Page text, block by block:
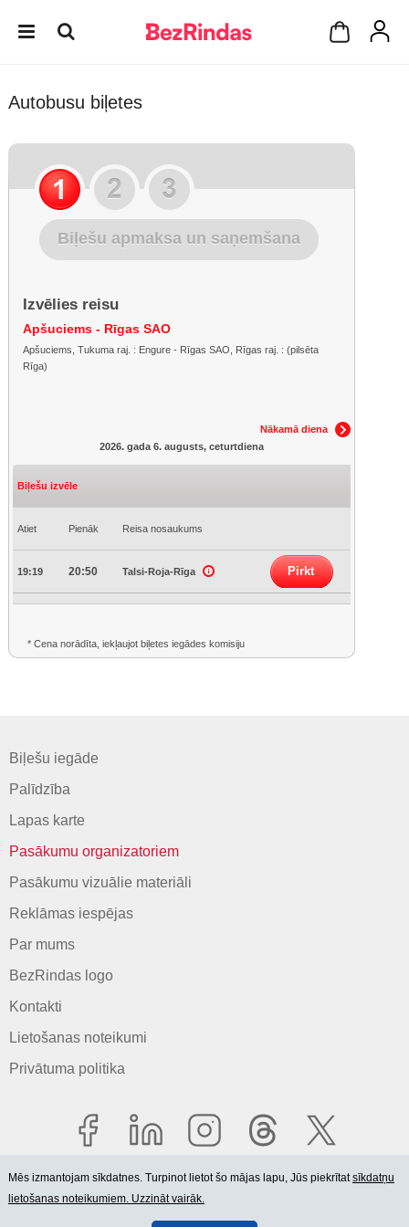
Autobusu biļetes
Biļešu apmaksa un saņemšana
Izvēlies reisu
Apšuciems - Rīgas SAO
Apšuciems, Tukuma raj. : Engure - Rīgas SAO, Rīgas raj. : (pilsēta
Rīga)
Nākamā diena
2026. gada 6. augusts, ceturtdiena
Biļešu izvēle
Atiet Pienāk Reisa nosaukums
19:19 20:50 Talsi-Roja-Rīga Pirkt
* Cena norādīta, iekļaujot biļetes iegādes komisiju
Biļešu iegāde
Palīdzība
Lapas karte
Pasākumu organizatoriem
Pasākumu vizuālie materiāli
Reklāmas iespējas
Par mums
BezRindas logo
Kontakti
Lietošanas noteikumi
Privātuma politika
© 2006-2026 SIA "BEZRINDAS.LV".
Mēs izmantojam sīkdatnes. Turpinot lietot šo mājas lapu, Jūs piekrītatsīkdatņu
lietošanas noteikumiem. Uzzināt vairāk.